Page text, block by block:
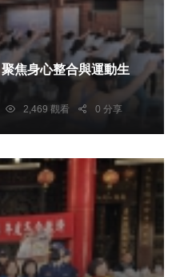
焦身心整合與運動生
2,469 觀看 0 分享